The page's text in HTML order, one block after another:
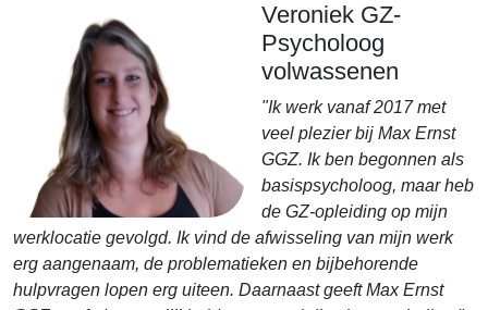
Veroniek GZ-
Psycholoog
volwassenen
"Ik werk vanaf 2017 met
veel plezier bij Max Ernst
GGZ. Ik ben begonnen als
basispsycholoog, maar heb
de GZ-opleiding op mijn
werklocatie gevolgd. Ik vind de afwisseling van mijn werk
erg aangenaam, de problematieken en bijbehorende
hulpvragen lopen erg uiteen. Daarnaast geeft Max Ernst